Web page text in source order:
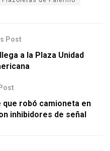
Post
a la Plaza Unidad
robó camioneta en
inhibidores de señal